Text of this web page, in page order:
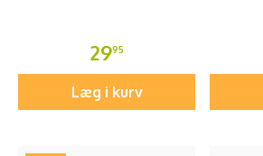
2995
Læg i kurv